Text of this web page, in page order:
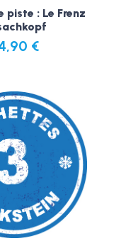
piste : Le Frenz
€